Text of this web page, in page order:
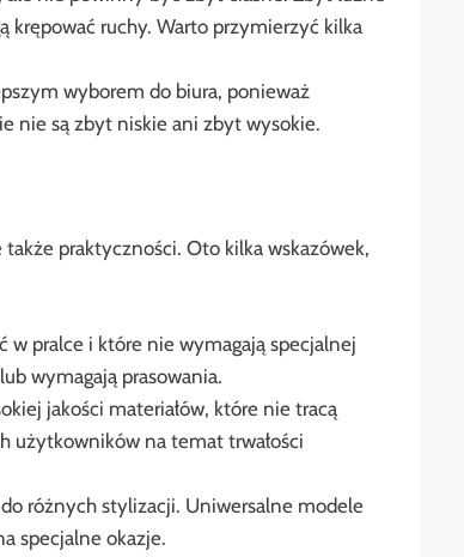
krępować ruchy. Warto przymierzyć kilka
wyborem do biura, ponieważ
nie są zbyt niskie ani zbyt wysokie.
praktyczności. Oto kilka wskazówek,
pralce i które nie wymagają specjalnej
wymagają prasowania.
jakości materiałów, które nie tracą
użytkowników na temat trwałości
różnych stylizacji. Uniwersalne modele
specjalne okazje.